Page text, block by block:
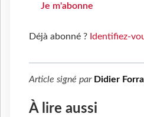
Je m'abonne
Déjà abonné ? Identifiez-
Article signé par Didier
À lire aussi